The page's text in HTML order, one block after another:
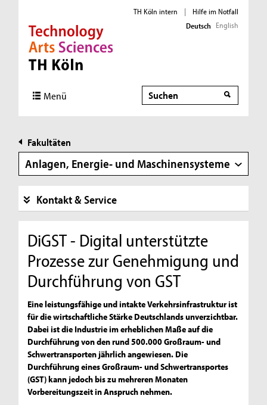
Direkt zur Hauptnavigation
Direkt zur Subnavigation
Direkt zum Inhalt
Direkt zum Fußbereich
TH Köln intern |
Hilfe im Notfall
Deutsch English
Menü Suche
Suche
Fakultäten
Anlagen, Energie- und Maschinensysteme
Kontakt & Service
DiGST - Digital unterstützte
Prozesse zur Genehmigung und
Durchführung von GST
Eine leistungsfähige und intakte Verkehrsinfrastruktur ist
für die wirtschaftliche Stärke Deutschlands unverzichtbar.
Dabei ist die Industrie im erheblichen Maße auf die
Durchführung von den rund 500.000 Großraum- und
Schwertransporten jährlich angewiesen. Die
Durchführung eines Großraum- und Schwertransportes
(GST) kann jedoch bis zu mehreren Monaten
Vorbereitungszeit in Anspruch nehmen.